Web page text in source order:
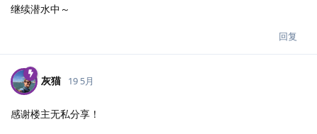
继续潜水中～
回复
灰猫 19 5月
感谢楼主无私分享！